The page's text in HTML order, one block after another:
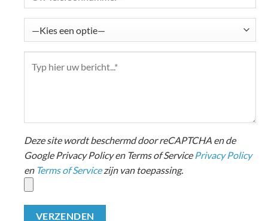
Deze site wordt beschermd door reCAPTCHA en de
Google Privacy Policy en Terms of Service Privacy Policy
en Terms of Servicezijn van toepassing.